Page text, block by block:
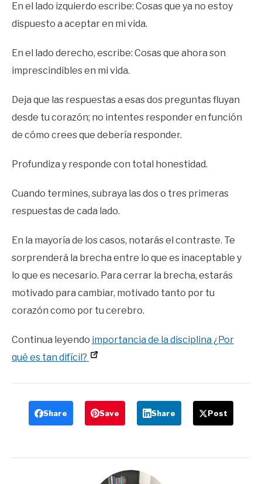
En el lado izquierdo escribe: Cosas que ya no estoy
dispuesto a aceptar en mi vida.
En el lado derecho, escribe: Cosas que ahora son
imprescindibles en mi vida.
Deja que las respuestas a esas dos preguntas fluyan
desde tu corazón; no intentes responder en función
de cómo crees que debería responder.
Profundiza y responde con total honestidad.
Cuando termines, subraya las dos o tres primeras
respuestas de cada lado.
En la mayoría de los casos, notarás el contraste. Te
sorprenderá la brecha entre lo que es inaceptable y
lo que es necesario. Para cerrar la brecha, estarás
motivado para cambiar, motivado tanto por tu
corazón como por tu cerebro.
Continua leyendo importancia de la disciplina ¿Por
qué es tan difícil?
Share Save Share Post